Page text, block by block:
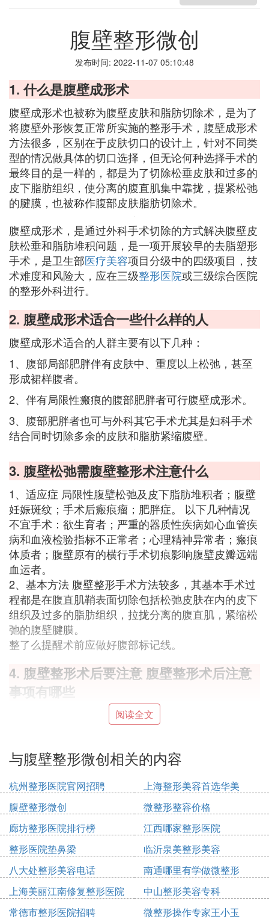
腹壁整形微创
发布时间: 2022-11-07 05:10:48
1. 什么是腹壁成形术
腹壁成形术也被称为腹壁皮肤和脂肪切除术，是为了
将腹壁外形恢复正常所实施的整形手术，腹壁成形术
方法很多，区别在于皮肤切口的设计上，针对不同类
型的情况做具体的切口选择，但无论何种选择手术的
最终目的是一样的，都是为了切除松垂皮肤和过多的
皮下脂肪组织，使分离的腹直肌集中靠拢，提紧松弛
的腱膜，也被称作腹部皮肤脂肪切除术。
腹壁成形术，是通过外科手术切除的方式解决腹壁皮
肤松垂和脂肪堆积问题，是一项开展较早的去脂塑形
手术，是卫生部医疗美容项目分级中的四级项目，技
术难度和风险大，应在三级整形医院或三级综合医院
的整形外科进行。
2. 腹壁成形术适合一些什么样的人
腹壁成形术适合的人群主要有以下几种：
1、腹部局部肥胖伴有皮肤中、重度以上松弛，甚至
形成裙样腹者。
2、伴有局限性瘢痕的腹部肥胖者可行腹壁成形术。
3、腹部肥胖者也可与外科其它手术尤其是妇科手术
结合同时切除多余的皮肤和脂肪紧缩腹壁。
3. 腹壁松弛需腹壁整形术注意什么
1、适应症 局限性腹壁松弛及皮下脂肪堆积者；腹壁
妊娠斑纹；手术后瘢痕瘤；肥胖症。 以下几种情况
不宜手术：欲生育者；严重的器质性疾病如心血管疾
病和血液检验指标不正常者；心理精神异常者；瘢痕
体质者；腹壁原有的横行手术切痕影响腹壁皮瓣远端
血运者。
2、基本方法 腹壁整形手术方法较多，其基本手术过
程都是在腹直肌鞘表面切除包括松弛皮肤在内的皮下
组织及过多的脂肪组织，拉拢分离的腹直肌，紧缩松
弛的腹壁腱膜。
整了么提醒术前应做好腹部标记线。
4. 腹壁整形术后要注意 腹壁整形术后注意
事项有哪些
腹壁整形术后注意事项：
2、保证手术部位清洁，防止感染。如果伤口上有血
痂或分泌物，可用无菌盐水擦拭。
3、避免进食刺激性食物如辣椒等。
4、严格遵守医生嘱咐服药及复诊。
5、术后需戒烟至少2周。
6、女性求美者在腹壁成形术后均应禁用避孕药。
5. 肚子大、皮肤松弛怎么办~腹壁整形手术
详解
阅读全文
与腹壁整形微创相关的内容
杭州整形医院官网招聘
上海整形美容首选华美
腹壁整形微创
微整形整容价格
廊坊整形医院排行榜
江西哪家整形医院
整形医院垫鼻梁
临沂泉美整形美容
八大处整形美容电话
南通哪里有学做微整形
上海美丽江南修复整形医院
中山整形美容专科
常德市整形医院招聘
微整形操作专家王小玉